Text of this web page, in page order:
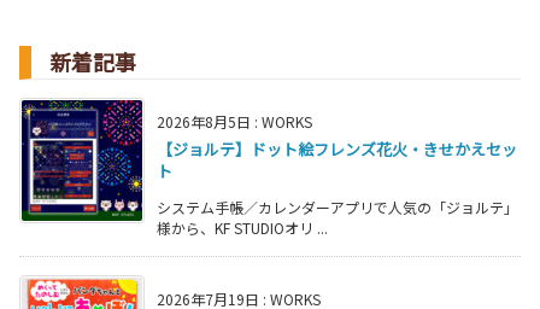
新着記事
2026年8月5日 : WORKS
【ジョルテ】ドット絵フレンズ花火・きせかえセッ
ト
システム手帳／カレンダーアプリで人気の「ジョルテ」
様から、KF STUDIOオリ ...
2026年7月19日 : WORKS